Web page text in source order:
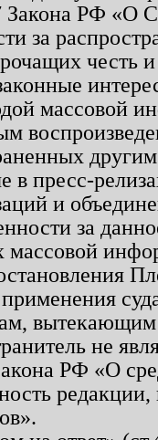
Закона РФ «О
за
честь
массовой
в пресс-
и
за
массовой
вытекающим
не
РФ «О